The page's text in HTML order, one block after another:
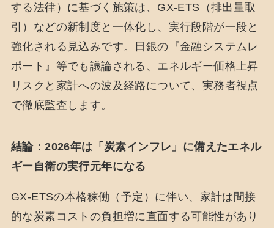
する法律）に基づく施策は、GX-ETS（排出量取
引）などの新制度と一体化し、実行段階が一段と
強化される見込みです。日銀の『金融システムレ
ポート』等でも議論される、エネルギー価格上昇
リスクと家計への波及経路について、実務者視点
で徹底監査します。
結論：2026年は「炭素インフレ」に備えたエネル
ギー自衛の実行元年になる
GX-ETSの本格稼働（予定）に伴い、家計は間接
的な炭素コストの負担増に直面する可能性があり